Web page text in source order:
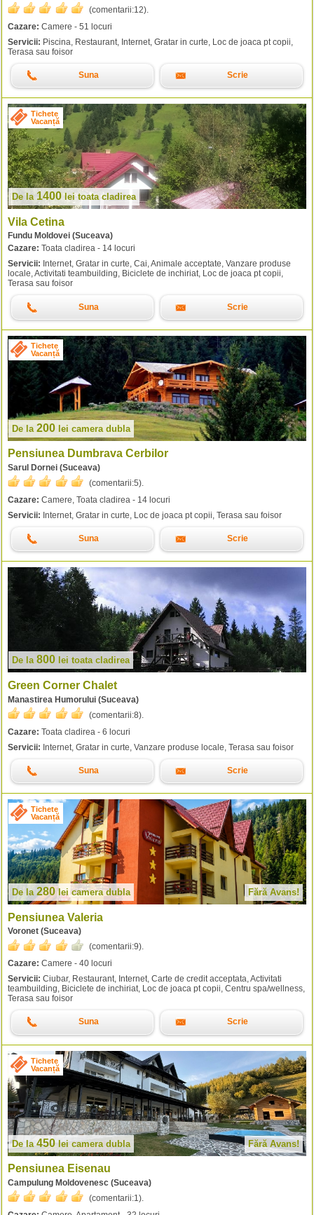
(comentarii:12).
Cazare: Camere - 51 locuri
Servicii: Piscina, Restaurant, Internet, Gratar in curte, Loc de joaca pt copii,
Terasa sau foisor
Suna Scrie
Tichete
Vacanță
De la 1400 lei toata cladirea
Vila Cetina
Fundu Moldovei (Suceava)
Cazare: Toata cladirea - 14 locuri
Servicii: Internet, Gratar in curte, Cai, Animale acceptate, Vanzare produse
locale, Activitati teambuilding, Biciclete de inchiriat, Loc de joaca pt copii,
Terasa sau foisor
Suna Scrie
Tichete
Vacanță
De la 200 lei camera dubla
Pensiunea Dumbrava Cerbilor
Sarul Dornei (Suceava)
(comentarii:5).
Cazare: Camere, Toata cladirea - 14 locuri
Servicii: Internet, Gratar in curte, Loc de joaca pt copii, Terasa sau foisor
Suna Scrie
De la 800 lei toata cladirea
Green Corner Chalet
Manastirea Humorului (Suceava)
(comentarii:8).
Cazare: Toata cladirea - 6 locuri
Servicii: Internet, Gratar in curte, Vanzare produse locale, Terasa sau foisor
Suna Scrie
Tichete
Vacanță
De la 280 lei camera dubla Fără Avans!
Pensiunea Valeria
Voronet (Suceava)
(comentarii:9).
Cazare: Camere - 40 locuri
Servicii: Ciubar, Restaurant, Internet, Carte de credit acceptata, Activitati
teambuilding, Biciclete de inchiriat, Loc de joaca pt copii, Centru spa/wellness,
Terasa sau foisor
Suna Scrie
Tichete
Vacanță
De la450leicamera dubla Fără Avans!
Pensiunea Eisenau
Campulung Moldovenesc (Suceava)
(comentarii:1 ).